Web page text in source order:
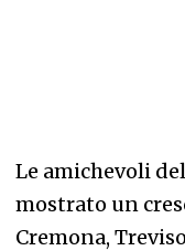
Le amichevoli
mostrato un
Cremona,